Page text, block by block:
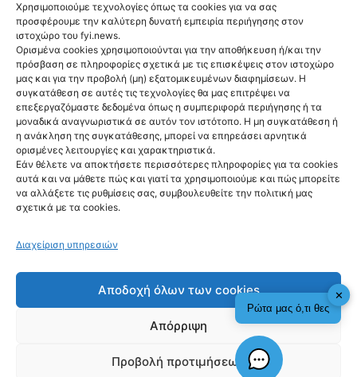
Χρησιμοποιούμε τεχνολογίες όπως τα cookies για να σας
προσφέρουμε την καλύτερη δυνατή εμπειρία περιήγησης στον
ιστοχώρο του fyi.news.
Ορισμένα cookies χρησιμοποιούνται για την αποθήκευση ή/και την
πρόσβαση σε πληροφορίες σχετικά με τις επισκέψεις στον ιστοχώρο
μας και για την προβολή (μη) εξατομικευμένων διαφημίσεων. Η
συγκατάθεση σε αυτές τις τεχνολογίες θα μας επιτρέψει να
επεξεργαζόμαστε δεδομένα όπως η συμπεριφορά περιήγησης ή τα
μοναδικά αναγνωριστικά σε αυτόν τον ιστότοπο. Η μη συγκατάθεση ή
η ανάκληση της συγκατάθεσης, μπορεί να επηρεάσει αρνητικά
ορισμένες λειτουργίες και χαρακτηριστικά.
Εάν θέλετε να αποκτήσετε περισσότερες πληροφορίες για τα cookies
αυτά και να μάθετε πώς και γιατί τα χρησιμοποιούμε και πώς μπορείτε
να αλλάξετε τις ρυθμίσεις σας, συμβουλευθείτε την πολιτική μας
σχετικά με τα cookies.
Διαχείριση υπηρεσιών
Αποδοχή όλων των cookies
Απόρριψη
Προβολή προτιμήσεων
CULTURE
Sunset
Frequencies
tuned by
Hendrick’s Gin
στο ΚΠΙΣΝ
@fyinews team
05/08/2026
Τα Sunset Frequencies tuned by Hendrick’s
Gin συνεχίζονται στο Κέντρο Πολιτισμού Ίδρυμα
Σταύρος Νιάρχος (ΚΠΙΣΝ), μετατρέποντας κάθε
Τετάρτη του καλοκαιριού σε μια αφορμή για
✕
Ρώτα μας ό,τι θες